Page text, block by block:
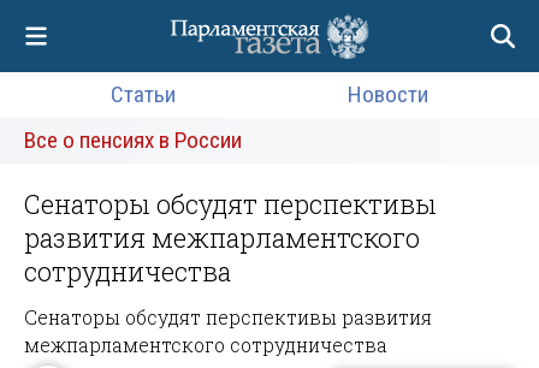
Статьи
Новости
Все о пенсиях в России
Сенаторы обсудят перспективы
развития межпарламентского
сотрудничества
Сенаторы обсудят перспективы развития
межпарламентского сотрудничества